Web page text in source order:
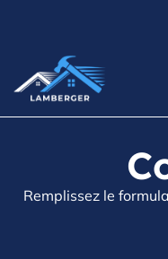
Remplissez le